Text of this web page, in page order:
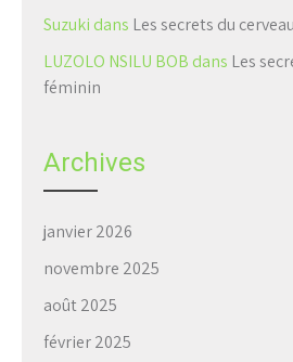
Suzuki dans Les secrets du
LUZOLO NSILU BOB dans Les
féminin
Archives
janvier 2026
novembre 2025
août 2025
février 2025